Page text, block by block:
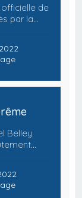
de
par la…
Belley.